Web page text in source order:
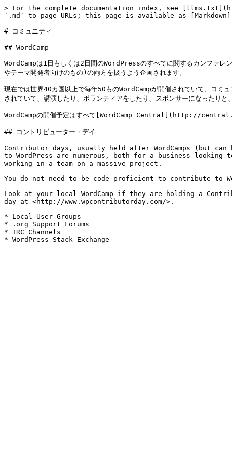
> For the complete documentation index, see
`.md` to page URLs; this page is available as
# コミュニティ
## WordCamp
WordCampは1日もしくは2日間のWordPressのすべてに関するカンファ
やテーマ開発者向けのもの)の両方を扱うよう企画されます。
現在では世界40カ国以上で毎年50ものWordCampが開催されていて、
されていて、講演したり、ボランティアをしたり、スポンサーになったり
WordCampの開催予定はすべて[WordCamp Central](http://
## コントリビューター・デイ
Contributor days, usually held after WordCamps (but
to WordPress are numerous, both for a business
working in a team on a massive project.
You do not need to be code proficient to contribute to
Look at your local WordCamp if they are holding a
day at <http://www.wpcontributorday.com/>.
* Local User Groups
* .org Support Forums
* IRC Channels